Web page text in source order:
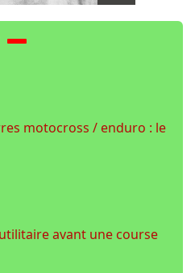
motocross / enduro : le
avant une course